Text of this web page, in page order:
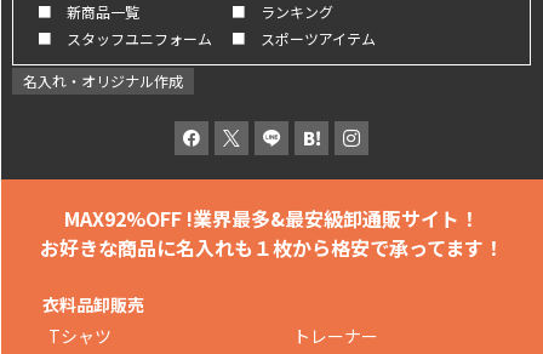
■ 新商品一覧
■ ランキング
■ スタッフユニフォーム
■ スポーツアイテム
名入れ・オリジナル作成
MAX92%OFF !業界最多&最安級卸通販サイト！
お好きな商品に名入れも １枚から格安で承ってます！
衣料品卸販売
Tシャツ
トレーナー